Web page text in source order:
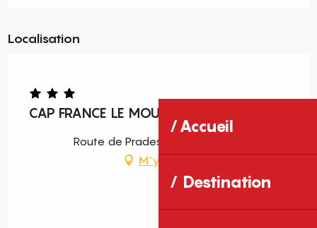
Accueil
Destination
Localisation
CAP FRANCE LE MOULIN DE SOURNIA
Route de Prades, 66730 Sournia
M'y rendre